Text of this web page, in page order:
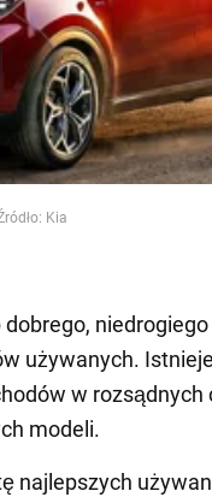
Kia
używanych.
w rozsądnych
modeli.
najlepszych